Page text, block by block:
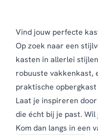
Vind jouw perfecte
Op zoek naar een
kasten in allerlei
robuuste vakkenkast,
praktische
Laat je inspireren
die écht bij je past.
Kom dan langs in een